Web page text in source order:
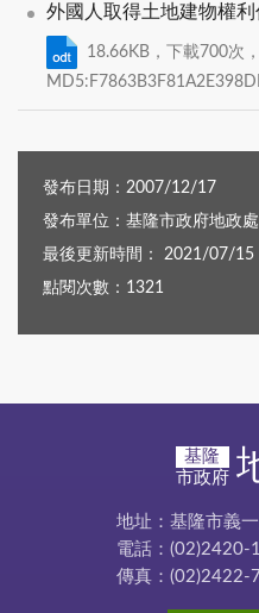
外國人取得土地建物權
18.66KB，下載700次，
發布日期：2007/12/17
發布單位：基隆市政府地政
最後更新時間： 2021/07/15
點閱次數：1321
基隆
市政府
地址：基隆市義
電話：
傳真：(02)2422-